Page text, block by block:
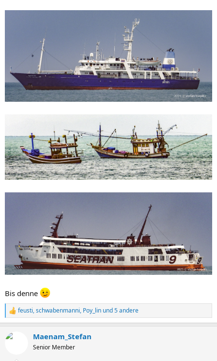
Bis denne
R
e
k
feusti,schwabenmanni, Poy_lin und 5 andere
Maenam_Stefan
Senior Member